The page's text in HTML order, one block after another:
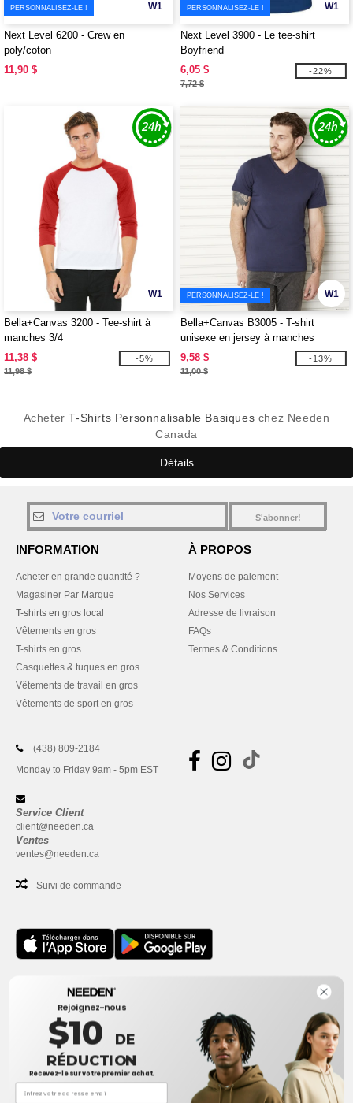
W1
PERSONNALISEZ-LE !
Next Level 6200 - Crew en
poly/coton
11,90 $
W1
PERSONNALISEZ-LE !
Next Level 3900 - Le tee-shirt
Boyfriend
6,05 $
7,72 $
-22%
W1
Bella+Canvas 3200 - Tee-shirt à
manches 3/4
11,38 $
11,98 $
-5%
W1
PERSONNALISEZ-LE !
Bella+Canvas B3005 - T-shirt
unisexe en jersey à manches
courtes et col en V
9,58 $
11,00 $
-13%
AcheterT-Shirts Personnalisable Basiques chez Needen
Canada
Détails
S'abonner!
INFORMATION
Acheter en grande quantité ?
Magasiner Par Marque
T-shirts en gros local
Vêtements en gros
T-shirts en gros
Casquettes & tuques en gros
Vêtements de travail en gros
Vêtements de sport en gros
À PROPOS
Moyens de paiement
Nos Services
Adresse de livraison
FAQs
Termes & Conditions
(438) 809-2184
Monday to Friday 9am - 5pm EST
Service Client
client@needen.ca
Ventes
ventes@needen.ca
Suivi de commande
Bureau
One Dundas Street West Suite 2500
Toronto, Ontario, M5G 1Z3
Ceci n'est PAS l'adresse de retour. Pour les retours, voir ici
Bureau
1300 rue Sherbrooke Ouest #400
Rejoignez-nous
$10 DE
RÉDUCTION
Recevez-le sur votre premier achat.